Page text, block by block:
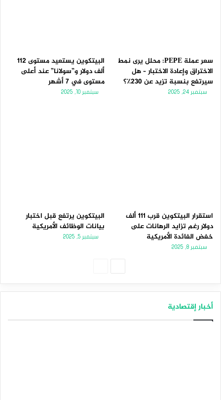
سعر عملة PEPE: محلل يرى نمط
الاختراق وإعادة الاختبار – هل
سيرتفع بنسبة تزيد عن 230٪؟
سبتمبر 24, 2025
البيتكوين يستعيد مستوى 112
ألف دولار و”سولانا” عند أعلى
مستوى في 7 أشهر
سبتمبر 10, 2025
استقرار البيتكوين قرب 111 ألف
دولار رغم تزايد الرهانات على
خفض الفائدة الأمريكية
سبتمبر 8, 2025
البيتكوين يرتفع قبل اختبار
بيانات الوظائف الأمريكية
سبتمبر 5, 2025
أخبار إقتصادية